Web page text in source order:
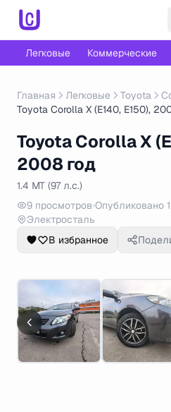
Легковые Коммерческие
Главная Легковые Toyota
Toyota Corolla X (E140, E150),
Toyota Corolla X
2008 год
1.4 MT (97 л.с.)
9 просмотров•Опубликовано
Электросталь
В избранное